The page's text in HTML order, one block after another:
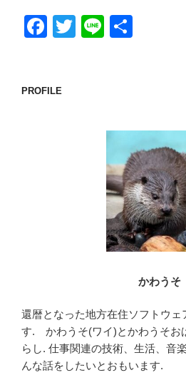
F
e
T
Li
PROFILE
かわうそ
還暦となった地方在住ソフトウ
す. かわうそ(ワイ)とかわうそお
らし. 仕事関連の技術、生活、音
んな話をしたいとおもいます.